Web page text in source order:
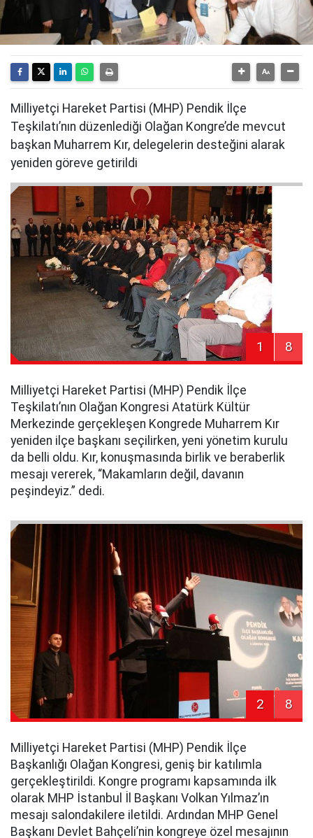
Milliyetçi Hareket Partisi (MHP) Pendik İlçe
Teşkilatı’nın düzenlediği Olağan Kongre’de mevcut
başkan Muharrem Kır, delegelerin desteğini alarak
yeniden göreve getirildi
1 8
Milliyetçi Hareket Partisi (MHP) Pendik İlçe
Teşkilatı’nın Olağan Kongresi Atatürk Kültür
Merkezinde gerçekleşen Kongrede Muharrem Kır
yeniden ilçe başkanı seçilirken, yeni yönetim kurulu
da belli oldu. Kır, konuşmasında birlik ve beraberlik
mesajı vererek, “Makamların değil, davanın
peşindeyiz.” dedi.
2 8
Milliyetçi Hareket Partisi (MHP) Pendik İlçe
Başkanlığı Olağan Kongresi, geniş bir katılımla
gerçekleştirildi. Kongre programı kapsamında ilk
olarak MHP İstanbul İl Başkanı Volkan Yılmaz’ın
mesajı salondakilere iletildi. Ardından MHP Genel
Başkanı Devlet Bahçeli’nin kongreye özel mesajının